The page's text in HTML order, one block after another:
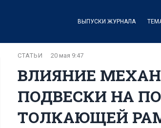
ВЫПУСКИ ЖУРНАЛА
ВЛИЯНИЕ
ПОДВЕСКИ НА
ТОЛКАЮЩЕЙ
СТАТЬИ 20 мая 9:47